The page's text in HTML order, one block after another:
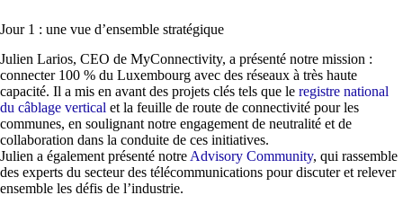
Jour 1 : une vue d’ensemble stratégique
Julien Larios, CEO de MyConnectivity, a présenté notre mission :
connecter 100 % du Luxembourg avec des réseaux à très haute
capacité. Il a mis en avant des projets clés tels que le registre national
du câblage vertical et la feuille de route de connectivité pour les
communes, en soulignant notre engagement de neutralité et de
collaboration dans la conduite de ces initiatives.
Julien a également présenté notre Advisory Community, qui rassemble
des experts du secteur des télécommunications pour discuter et relever
ensemble les défis de l’industrie.